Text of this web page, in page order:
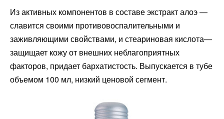
Из активных компонентов в составе экстракт алоэ —
славится своими противовоспалительными и
заживляющими свойствами, и стеариновая кислота—
защищает кожу от внешних неблагоприятных
факторов, придает бархатистость. Выпускается в тубе
объемом 100 мл, низкий ценовой сегмент.